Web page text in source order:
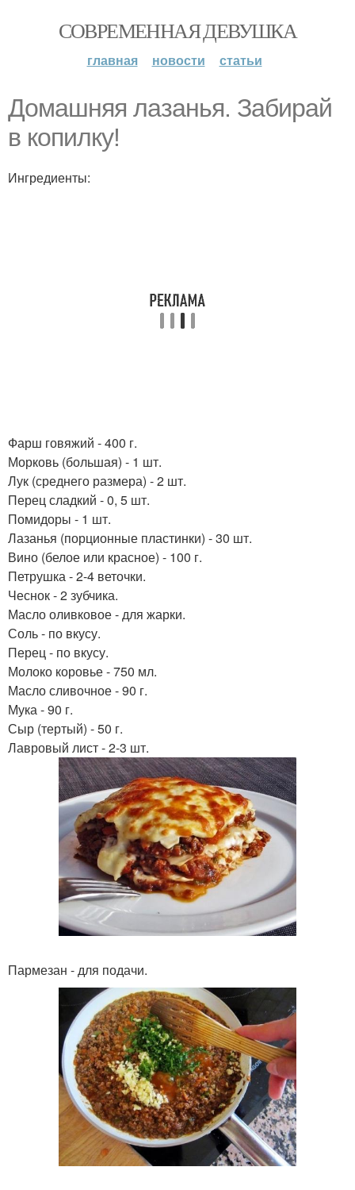
СОВРЕМЕННАЯ ДЕВУШКА
главная новости статьи
Домашняя лазанья. Забирай
в копилку!
Ингредиенты:
Фарш говяжий - 400 г.
Морковь (большая) - 1 шт.
Лук (среднего размера) - 2 шт.
Перец сладкий - 0, 5 шт.
Помидоры - 1 шт.
Лазанья (порционные пластинки) - 30 шт.
Вино (белое или красное) - 100 г.
Петрушка - 2-4 веточки.
Чеснок - 2 зубчика.
Масло оливковое - для жарки.
Соль - по вкусу.
Перец - по вкусу.
Молоко коровье - 750 мл.
Масло сливочное - 90 г.
Мука - 90 г.
Сыр (тертый) - 50 г.
Лавровый лист - 2-3 шт.
Пармезан - для подачи.